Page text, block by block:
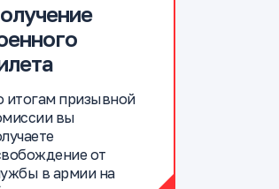
итогам призывной
вы
от
в армии на